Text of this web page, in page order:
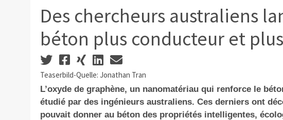
Des chercheurs australiens
béton plus conducteur et
Teaserbild-Quelle: Jonathan Tran
L’oxyde de graphène, un nanomatériau qui renforce le
étudié par des ingénieurs australiens. Ces derniers ont
pouvait donner au béton des propriétés intelligentes,